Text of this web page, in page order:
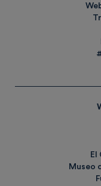
El
Museo